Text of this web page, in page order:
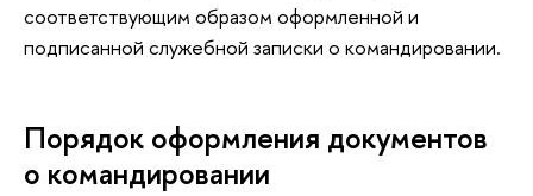
соответствующим образом оформленной и
подписанной служебной записки о командировании.
Порядок оформления документов
о командировании